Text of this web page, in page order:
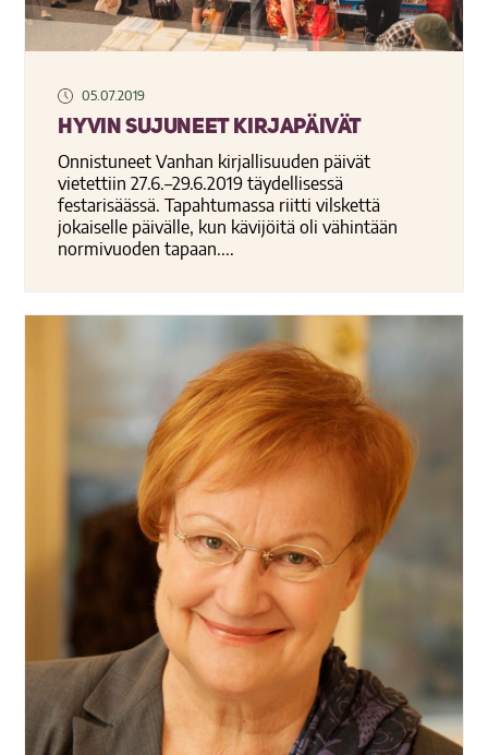
05.07.2019
Hyvin sujuneet Kirjapäivät
Onnistuneet Vanhan kirjallisuuden päivät
vietettiin 27.6.–29.6.2019 täydellisessä
festarisäässä. Tapahtumassa riitti vilskettä
jokaiselle päivälle, kun kävijöitä oli vähintään
normivuoden tapaan....